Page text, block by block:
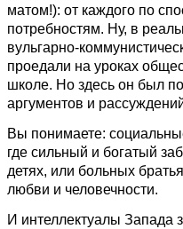
матом!): от каждого по
потребностям. Ну, в
вульгарно-
проедали на уроках
школе. Но здесь он был
аргументов и
Вы понимаете:
где сильный и богатый
детях, или больных
любви и человечности.
И интеллектуалы Запада